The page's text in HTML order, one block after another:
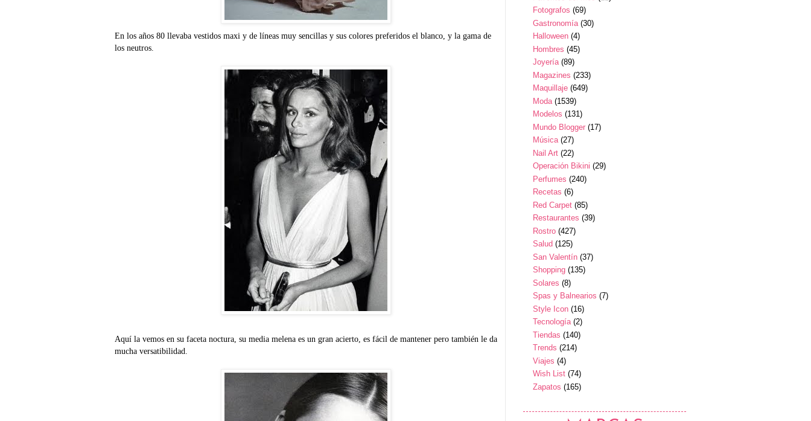
En los años 80 llevaba vestidos maxi y de líneas muy sencillas y sus colores preferidos el blanco, y la gama de
los neutros.
Aquí la vemos en su faceta noctura, su media melena es un gran acierto, es fácil de mantener pero también le da
mucha versatibilidad.
Fotografos (69)
Gastronomía (30)
Halloween (4)
Hombres (45)
Joyería (89)
Magazines (233)
Maquillaje (649)
Moda (1539)
Modelos (131)
Mundo Blogger (17)
Música (27)
Nail Art (22)
Operación Bikini (29)
Perfumes (240)
Recetas (6)
Red Carpet (85)
Restaurantes (39)
Rostro (427)
Salud (125)
San Valentín (37)
Shopping (135)
Solares (8)
Spas y Balnearios (7)
Style Icon (16)
Tecnología (2)
Tiendas (140)
Trends (214)
Viajes (4)
Wish List (74)
Zapatos (165)